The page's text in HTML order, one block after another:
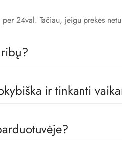
per 24val. Tačiau, jeigu prekės
ir tinkanti